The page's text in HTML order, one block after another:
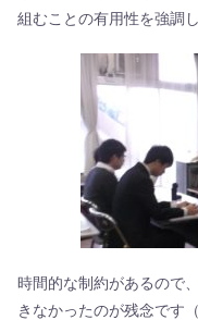
組むことの有用性を強調
時間的な制約があるので
きなかったのが残念です